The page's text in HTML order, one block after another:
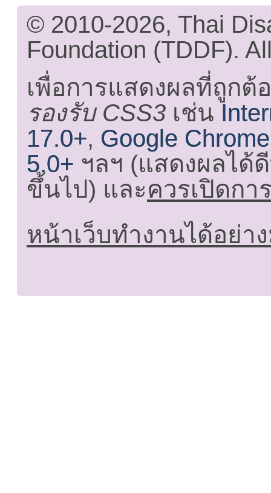
© 2010-2026, Thai
Foundation (TDDF).
เพื่อการแสดงผลที่ถูกต้
รองรับ CSS3 เช่น
17.0+, Google
5.0+ ฯลฯ (แสดงผลได้
ขึ้นไป) และควรเปิดกา
หน้าเว็บทำงานได้อย่า